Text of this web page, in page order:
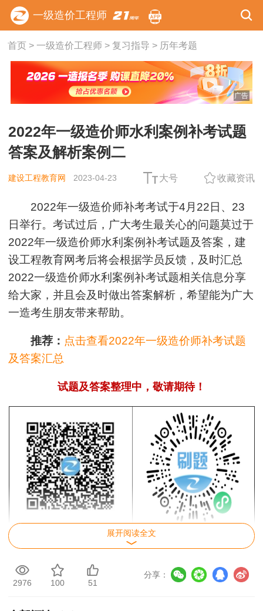
一级造价工程师
首页> 一级造价工程师> 复习指导 > 历年考题
广告
2022年一级造价师水利案例补考试题
答案及解析案例二
建设工程教育网 2023-04-23 大号 收藏资讯
2022年一级造价师补考考试于4月22日、23
日举行。考试过后，广大考生最关心的问题莫过于
2022年一级造价师水利案例补考试题及答案，建
设工程教育网考后将会根据学员反馈，及时汇总
2022一级造价师水利案例补考试题相关信息分享
给大家，并且会及时做出答案解析，希望能为广大
一造考生朋友带来帮助。
推荐： 点击查看2022年一级造价师补考试题
及答案汇总
试题及答案整理中，敬请期待！
一造补考考后交流群
一造补考考后估分
【案例一】
【案例二】
例五】
【案例六】
展开阅读全文
2976 100 51
分享：